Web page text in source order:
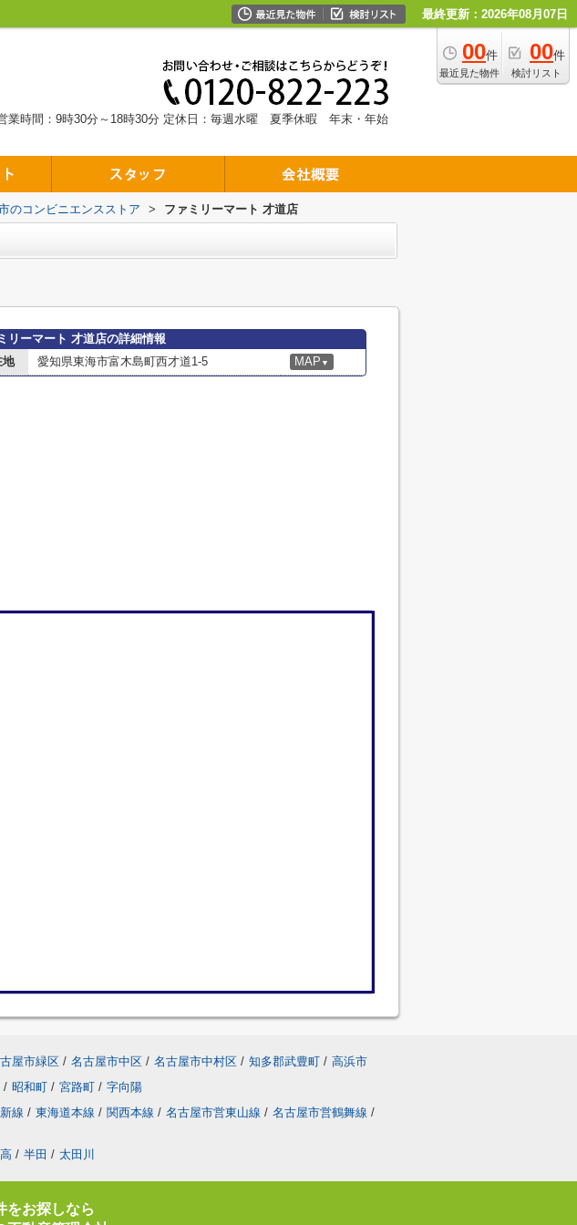
最終更新：2026年08月07日
00件
最近見た物件
00件
検討リスト
業時間：9時30分～18時30分 定休日：毎週水曜 夏季休暇 年末・年始
のコンビニエンスストア > ファミリーマート 才道店
リーマート 才道店の詳細情報
地
愛知県東海市富木島町西才道1-5 MAP ▼
屋市緑区 / 名古屋市中区 / 名古屋市中村区 / 知多郡武豊町 / 高浜市
/ 昭和町 / 宮路町 / 字向陽
線 / 東海道本線 / 関西本線 / 名古屋市営東山線 / 名古屋市営鶴舞線 /
/ 半田 / 太田川
をお探しなら